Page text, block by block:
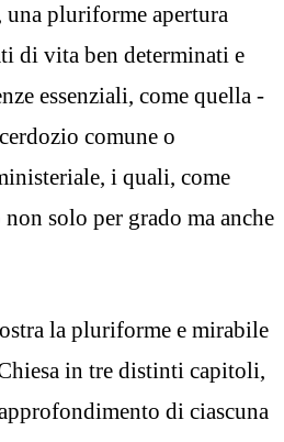
pluriforme apertura
di vita ben determinati e
essenziali, come quella -
comune o
i quali, come
solo per grado ma anche
la pluriforme e mirabile
in tre distinti capitoli,
di ciascuna